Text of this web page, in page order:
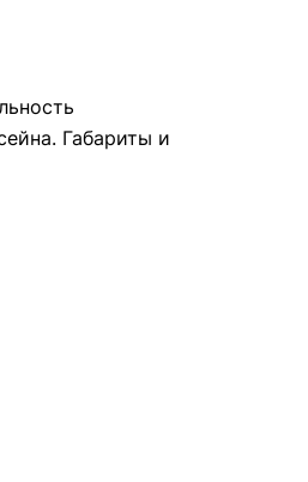
Габариты и